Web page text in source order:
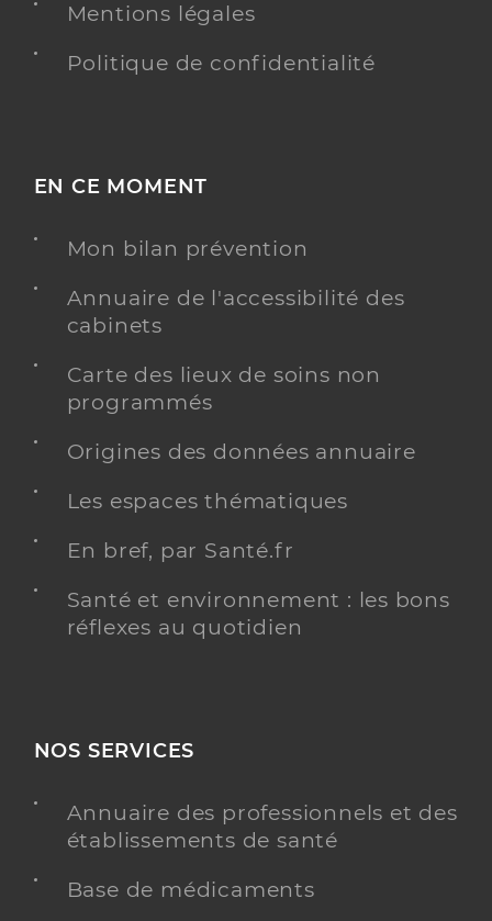
Mentions légales
Politique de confidentialité
EN CE MOMENT
Mon bilan prévention
Annuaire de l'accessibilité des
cabinets
Carte des lieux de soins non
programmés
Origines des données annuaire
Les espaces thématiques
En bref, par Santé.fr
Santé et environnement : les bons
réflexes au quotidien
NOS SERVICES
Annuaire des professionnels et des
établissements de santé
Base de médicaments